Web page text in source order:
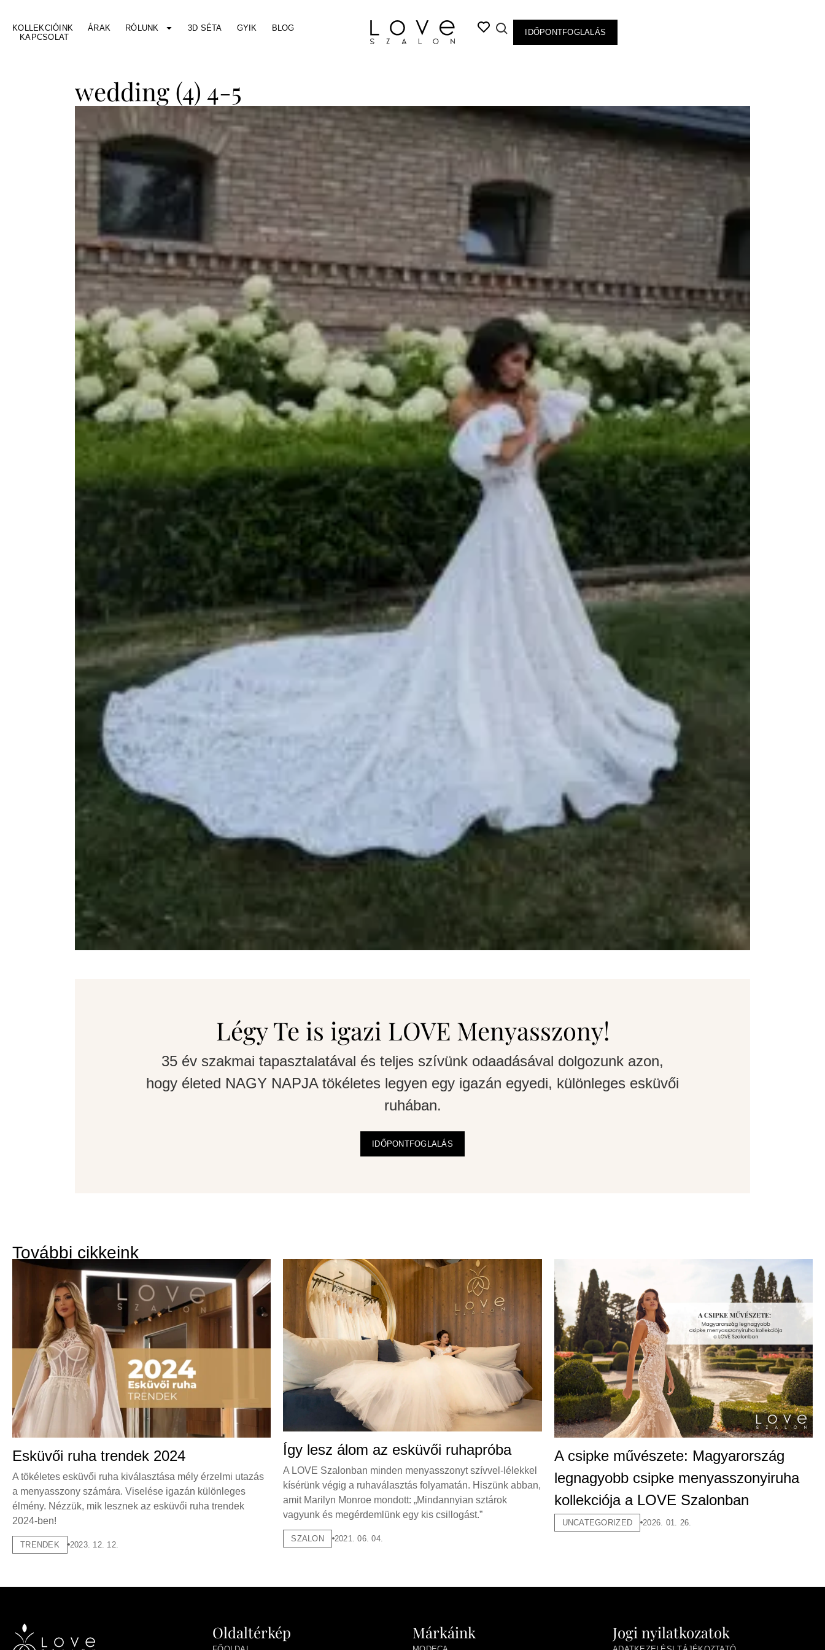
KOLLEKCIÓINK ÁRAK RÓLUNK 3D SÉTA GYIK
BLOG
KAPCSOLAT
IDŐPONTFOGLALÁS
wedding (4) 4-5
Légy Te is igazi LOVE Menyasszony!
35 év szakmai tapasztalatával és teljes szívünk odaadásával dolgozunk azon,
hogy életed NAGY NAPJA tökéletes legyen egy igazán egyedi, különleges esküvői
ruhában.
IDŐPONTFOGLALÁS
További cikkeink
Esküvői ruha trendek 2024
A tökéletes esküvői ruha kiválasztása mély érzelmi utazás
a menyasszony számára. Viselése igazán különleges
élmény. Nézzük, mik lesznek az esküvői ruha trendek
2024-ben!
TRENDEK 2023. 12. 12.
Így lesz álom az esküvői ruhapróba
A LOVE Szalonban minden menyasszonyt szívvel-lélekkel
kísérünk végig a ruhaválasztás folyamatán. Hiszünk abban,
amit Marilyn Monroe mondott: „Mindannyian sztárok
vagyunk és megérdemlünk egy kis csillogást.”
SZALON 2021. 06. 04.
A csipke művészete: Magyarország
legnagyobb csipke menyasszonyiruha
kollekciója a LOVE Szalonban
UNCATEGORIZED 2026. 01. 26.
Oldaltérkép Márkáink Jogi nyilatkozatok